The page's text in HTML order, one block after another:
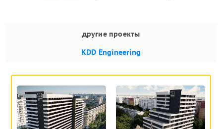
другие проекты
KDD Engineering